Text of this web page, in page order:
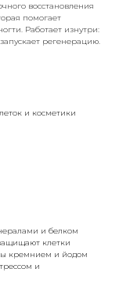
восстановления
помогает
Работает изнутри:
регенерацию.
и косметики
и белком
клетки
кремнием и йодом
и